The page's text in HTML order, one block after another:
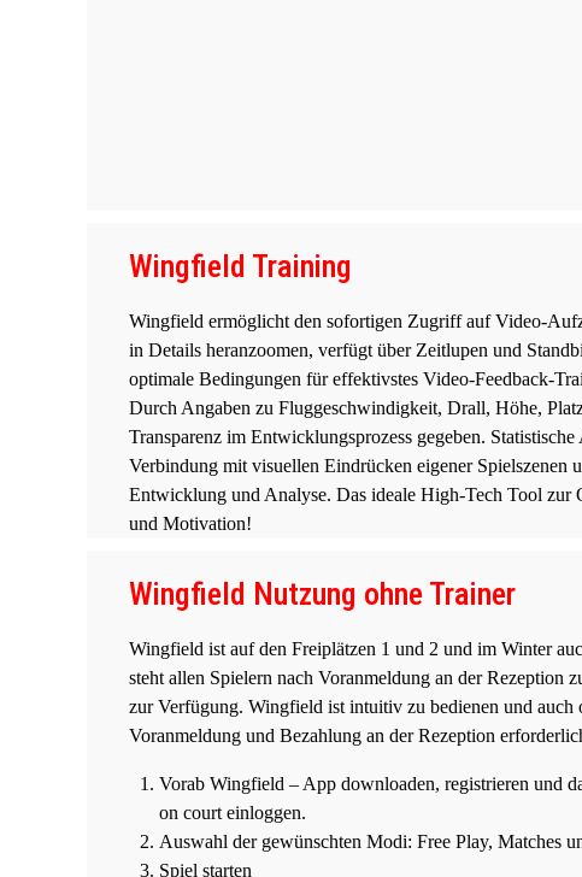
Wingfield Training
Wingfield ermöglicht den sofortigen Zugriff auf Video-
in Details heranzoomen, verfügt über Zeitlupen und
optimale Bedingungen für effektivstes Video-Feedback-
Durch Angaben zu Fluggeschwindigkeit, Drall, Höhe,
Transparenz im Entwicklungsprozess gegeben.
Verbindung mit visuellen Eindrücken eigener Spielszenen
Entwicklung und Analyse. Das ideale High-Tech Tool zur
und Motivation!
Wingfield Nutzung ohne Trainer
Wingfield ist auf den Freiplätzen 1 und 2 und im Winter
steht allen Spielern nach Voranmeldung an der Rezeption
zur Verfügung. Wingfield ist intuitiv zu bedienen und auch
Voranmeldung und Bezahlung an der Rezeption
Vorab Wingfield – App downloaden, registrieren und
on court einloggen.
Auswahl der gewünschten Modi: Free Play, Matches
Spiel starten